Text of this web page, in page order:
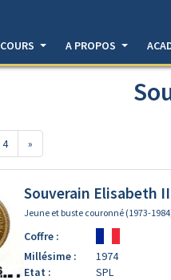
COURS A PROPOS
4 »
Souverain Elisabeth II
Jeune et buste couronné (1973-
Coffre :
Millésime :
1974
Etat :
SPL